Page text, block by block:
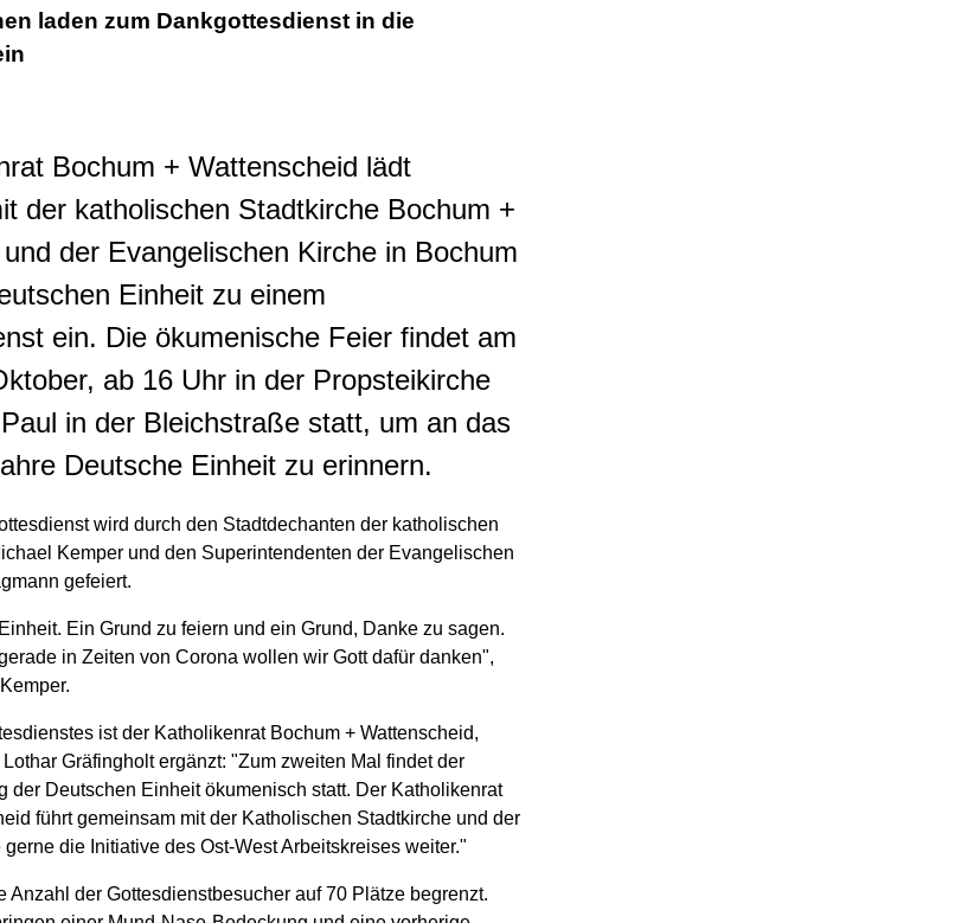
laden zum Dankgottesdienst in die
Bochum + Wattenscheid lädt
der katholischen Stadtkirche Bochum +
der Evangelischen Kirche in Bochum
Einheit zu einem
ein. Die ökumenische Feier findet am
ab 16 Uhr in der Propsteikirche
in der Bleichstraße statt, um an das
Deutsche Einheit zu erinnern.
wird durch den Stadtdechanten der katholischen
Kemper und den Superintendenten der Evangelischen
gefeiert.
Ein Grund zu feiern und ein Grund, Danke zu sagen.
in Zeiten von Corona wollen wir Gott dafür danken",
ist der Katholikenrat Bochum + Wattenscheid,
Gräfingholt ergänzt: "Zum zweiten Mal findet der
der Deutschen Einheit ökumenisch statt. Der Katholikenrat
führt gemeinsam mit der Katholischen Stadtkirche und der
die Initiative des Ost-West Arbeitskreises weiter."
Anzahl der Gottesdienstbesucher auf 70 Plätze begrenzt.